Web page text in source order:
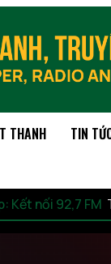
THANH TIN
Kết nối 92,7 FM